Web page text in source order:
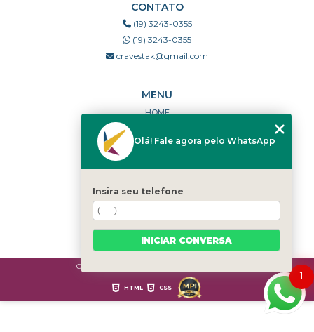
CONTATO
(19) 3243-0355
(19) 3243-0355
cravestak@gmail.com
MENU
HOME
PORTFÓLIO
DÚVIDAS FREQUENTES
CATEGORIAS
MAPA DO SITE
Copyright © Cravestak. (Lei 9610 de 19/02/1998)
HTML CSS
1
Olá! Fale agora pelo WhatsApp
Insira seu telefone
INICIAR CONVERSA